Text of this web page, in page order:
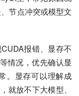
节点冲突或模型文
报错、显存不
情况，优先确认显
。显存可以理解成
就放不下大模型、